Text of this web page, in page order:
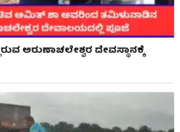
ಅರುಣಾಚಲೇಶ್ವರ ದೇವಸ್ಥಾನಕ್ಕೆ